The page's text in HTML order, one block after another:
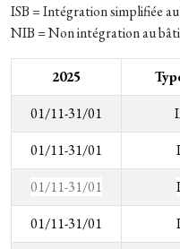
ISB = Intégration simplifiée
NIB = Non intégration au bâti
2025
01/11-31/01
01/11-31/01
01/11-31/01
01/11-31/01